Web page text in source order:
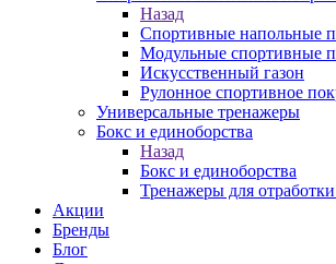
Назад
Спортивные напольные
Модульные спортивные
Искусственный газон
Рулонное спортивное
Универсальные тренажеры
Бокс и единоборства
Назад
Бокс и единоборства
Тренажеры для отработки
Акции
Бренды
Блог